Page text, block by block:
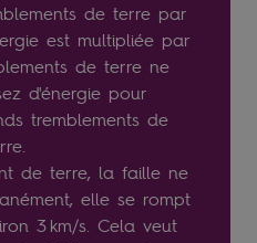
de terre par
est multipliée par
de terre ne
d'énergie pour
tremblements de
de terre, la faille ne
elle se rompt
3 km/s. Cela veut